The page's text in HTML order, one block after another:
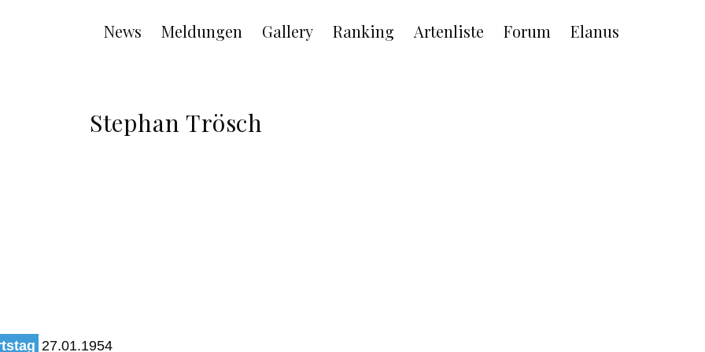
Main
navigation
News Meldungen Gallery Ranking Artenliste Forum Elanus
Stephan Trösch
27.01.1954